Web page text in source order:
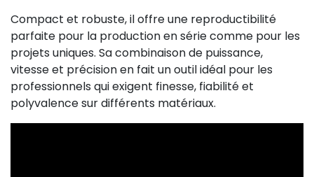
Compact et robuste, il offre une reproductibilité
parfaite pour la production en série comme pour les
projets uniques. Sa combinaison de puissance,
vitesse et précision en fait un outil idéal pour les
professionnels qui exigent finesse, fiabilité et
polyvalence sur différents matériaux.